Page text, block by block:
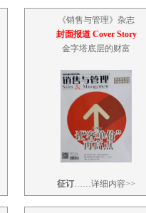
《销售与管理》杂志
封面报道 Cover Story
金字塔底层的财富
征订……详细内容>>